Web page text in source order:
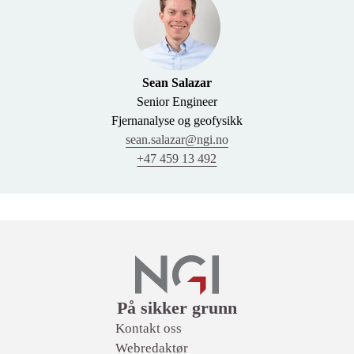
Sean Salazar
Senior Engineer
Fjernanalyse og geofysikk
sean.salazar@ngi.no
+47 459 13 492
På sikker grunn
Lenker
Kontakt oss
Webredaktør